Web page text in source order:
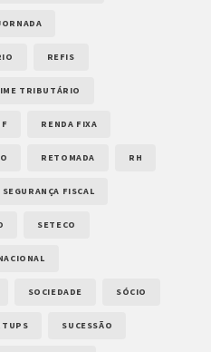
REFIS
TRIBUTÁRIO
RENDA FIXA
RETOMADA RH
SEGURANÇA FISCAL
SETECO
SOCIEDADE SÓCIO
SUCESSÃO